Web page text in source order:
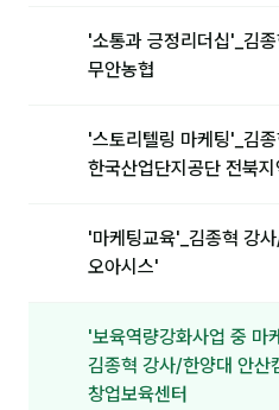
B2B 영업도구
트렌드 리포트
'소통과 긍정리더십'_김
무안농협
'스토리텔링 마케팅'_김
한국산업단지공단 전북
'마케팅교육'_김종혁 강
오아시스'
'보육역량강화사업 중 마
김종혁 강사/한양대 안산
창업보육센터